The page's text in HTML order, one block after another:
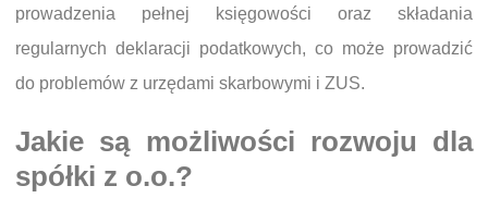
prowadzenia pełnej księgowości oraz składania
regularnych deklaracji podatkowych, co może prowadzić
do problemów z urzędami skarbowymi i ZUS.
Jakie są możliwości rozwoju dla
spółki z o.o.?